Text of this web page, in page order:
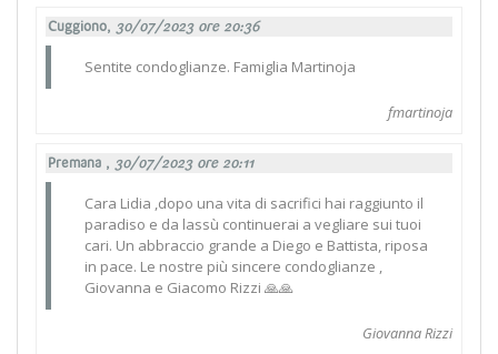
Cuggiono, 30/07/2023 ore 20:36
Sentite condoglianze. Famiglia Martinoja
fmartinoja
Premana , 30/07/2023 ore 20:11
Cara Lidia ,dopo una vita di sacrifici hai raggiunto il
paradiso e da lassù continuerai a vegliare sui tuoi
cari. Un abbraccio grande a Diego e Battista, riposa
in pace. Le nostre più sincere condoglianze ,
Giovanna e Giacomo Rizzi 🙏🙏
Giovanna Rizzi